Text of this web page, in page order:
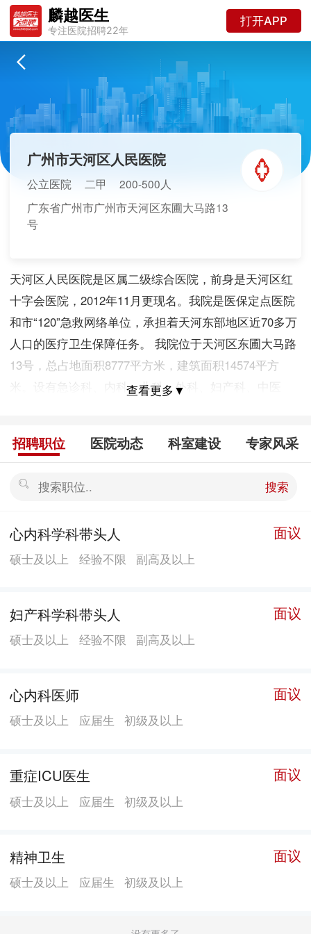
麟越医生
专注医院招聘22年
打开APP
广州市天河区人民医院
公立医院 二甲
200-500人
广东省广州市广州市天河区东圃大马路13
号
天河区人民医院是区属二级综合医院，前身是天河区红
十字会医院，2012年11月更现名。我院是医保定点医院
和市“120”急救网络单位，承担着天河东部地区近70多万
人口的医疗卫生保障任务。 我院位于天河区东圃大马路
13号，总占地面积8777平方米，建筑面积14574平方
米。设有急诊科、内科、儿科、外科、妇产科、中医
技科室。配备MRI、64排全身螺旋CT机、彩色三维B
医疗设备。年门诊量约50万人次，住院人数约5500人
现有职工近400人，其中中高级职称超过约150人。 目
前，由财政投资1.8亿元、按照二级甲等标准建设的新住
成为天河东部地区医疗急救、保障中心和社区卫生服务
业务指导中心与培训基地。
查看更多▼
招聘职位 医院动态 科室建设 专家风采
搜索
心内科学科带头人 面议
硕士及以上 经验不限 副高及以上
妇产科学科带头人 面议
硕士及以上 经验不限 副高及以上
心内科医师 面议
硕士及以上 应届生 初级及以上
重症ICU医生 面议
硕士及以上 应届生 初级及以上
精神卫生 面议
硕士及以上 应届生 初级及以上